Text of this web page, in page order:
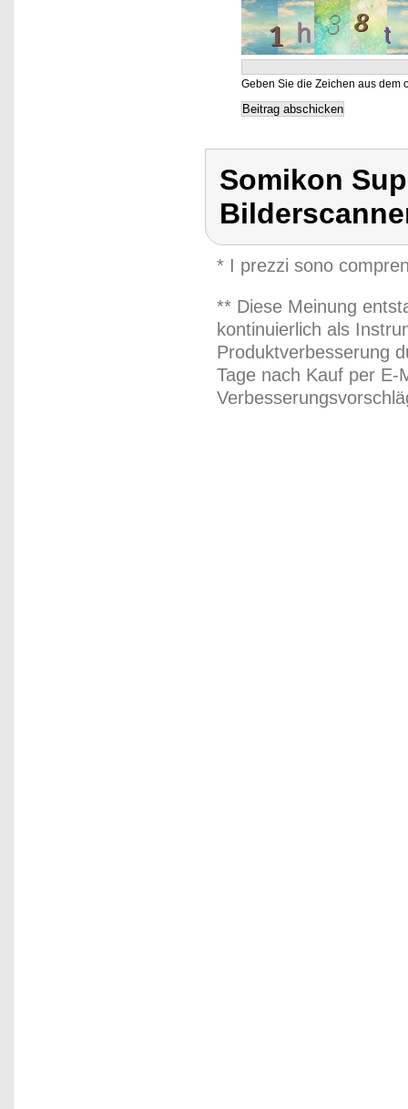
Geben Sie die Zeichen aus dem
Somikon
* I prezzi sono
** Diese Meinung
kontinuierlich als
Produktverbesserung
Tage nach Kauf per E-